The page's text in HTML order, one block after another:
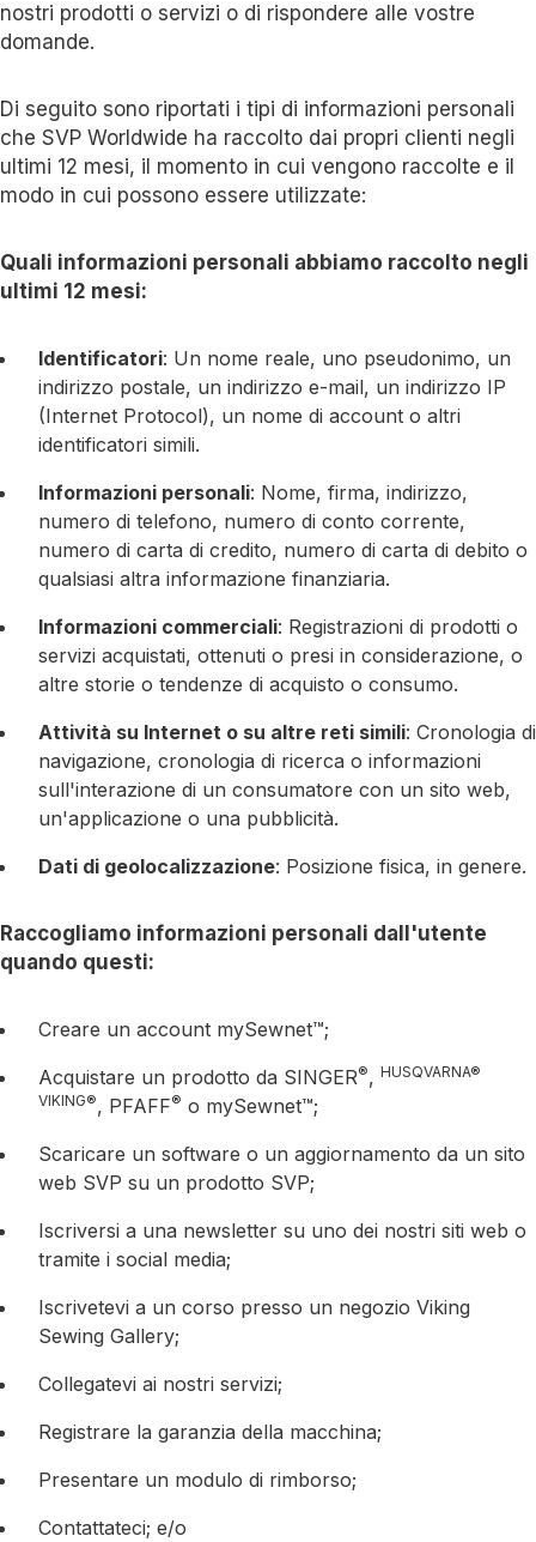
nostri prodotti o servizi o di rispondere alle vostre
domande.
Di seguito sono riportati i tipi di informazioni personali
che SVP Worldwide ha raccolto dai propri clienti negli
ultimi 12 mesi, il momento in cui vengono raccolte e il
modo in cui possono essere utilizzate:
Quali informazioni personali abbiamo raccolto negli
ultimi 12 mesi:
Identificatori: Un nome reale, uno pseudonimo, un
indirizzo postale, un indirizzo e-mail, un indirizzo IP
(Internet Protocol), un nome di account o altri
identificatori simili.
Informazioni personali: Nome, firma, indirizzo,
numero di telefono, numero di conto corrente,
numero di carta di credito, numero di carta di debito o
qualsiasi altra informazione finanziaria.
Informazioni commerciali: Registrazioni di prodotti o
servizi acquistati, ottenuti o presi in considerazione, o
altre storie o tendenze di acquisto o consumo.
Attività su Internet o su altre reti simili: Cronologia di
navigazione, cronologia di ricerca o informazioni
sull'interazione di un consumatore con un sito web,
un'applicazione o una pubblicità.
Dati di geolocalizzazione: Posizione fisica, in genere.
Raccogliamo informazioni personali dall'utente
quando questi:
Creare un account mySewnet™;
Acquistare un prodotto da SINGER®, HUSQVARNA®
VIKING®, PFAFF® o mySewnet™;
Scaricare un software o un aggiornamento da un sito
web SVP su un prodotto SVP;
Iscriversi a una newsletter su uno dei nostri siti web o
tramite i social media;
Iscrivetevi a un corso presso un negozio Viking
Sewing Gallery;
Collegatevi ai nostri servizi;
Registrare la garanzia della macchina;
Presentare un modulo di rimborso;
Contattateci; e/o